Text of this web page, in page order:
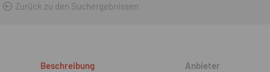
Zurück zu den Suchergebnissen
Beschreibung Anbieter